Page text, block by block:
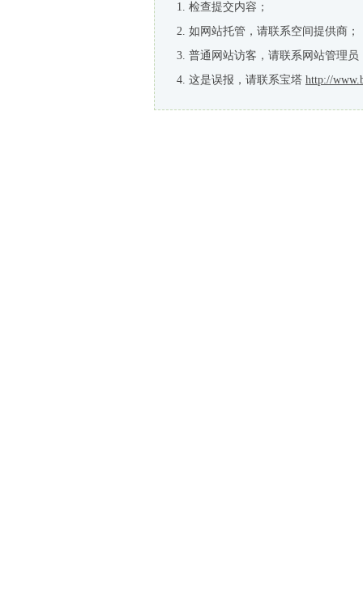
检查提交内容；
如网站托管，请联系空间提供商；
普通网站访客，请联系网站管理员
这是误报，请联系宝塔 http://